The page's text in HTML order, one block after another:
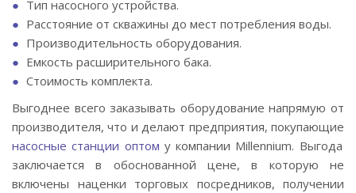
Тип насосного устройства.
Расстояние от скважины до мест потребления воды.
Производительность оборудования.
Емкость расширительного бака.
Стоимость комплекта.
Выгоднее всего заказывать оборудование напрямую от
производителя, что и делают предприятия, покупающие
насосные станции оптом у компании Millennium. Выгода
заключается в обоснованной цене, в которую не
включены наценки торговых посредников, получении